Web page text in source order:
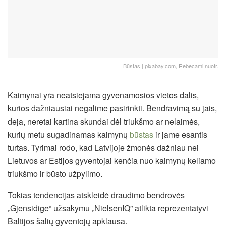
Būstas | pixabay.com, Rebecaml nuotr.
Kaimynai yra neatsiejama gyvenamosios vietos dalis,
kurios dažniausiai negalime pasirinkti. Bendravimą su jais,
deja, neretai kartina skundai dėl triukšmo ar nelaimės,
kurių metu sugadinamas kaimynų būstas ir jame esantis
turtas. Tyrimai rodo, kad Latvijoje žmonės dažniau nei
Lietuvos ar Estijos gyventojai kenčia nuo kaimynų keliamo
triukšmo ir būsto užpylimo.
Tokias tendencijas atskleidė draudimo bendrovės
„Gjensidige“ užsakymu „NielsenIQ” atlikta reprezentatyvi
Baltijos šalių gyventojų apklausa.